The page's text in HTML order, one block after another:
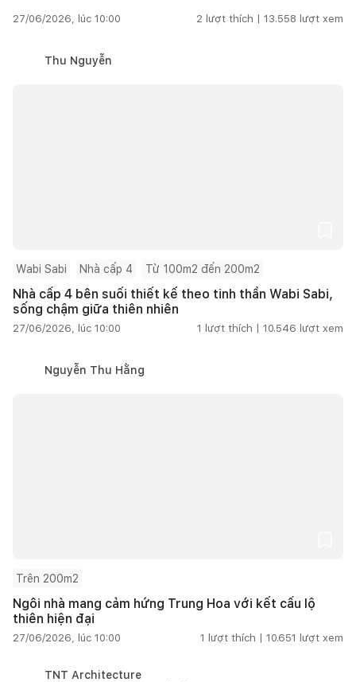
27/06/2026, lúc 10:00 2 lượt thích | 13.558 lượt xem
Thu Nguyễn
Wabi Sabi Nhà cấp 4 Từ 100m2 đến 200m2
Nhà cấp 4 bên suối thiết kế theo tinh thần Wabi Sabi,
sống chậm giữa thiên nhiên
27/06/2026, lúc 10:00 1 lượt thích | 10.546 lượt xem
Nguyễn Thu Hằng
Trên 200m2
Ngôi nhà mang cảm hứng Trung Hoa với kết cấu lộ
thiên hiện đại
27/06/2026, lúc 10:00 1 lượt thích | 10.651 lượt xem
TNT Architecture